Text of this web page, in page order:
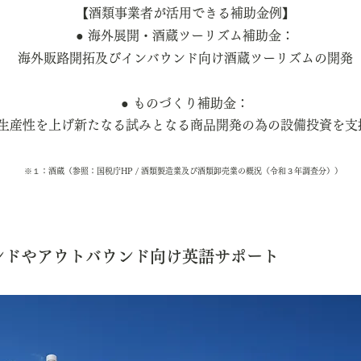
【酒類事業者が活用できる補助金例】
● 海外展開・酒蔵ツーリズム補助金：
海外販路開拓及びインバウンド向け酒蔵ツーリズムの開発
​● ものづくり補助金​：
産性を上げ新たなる試みとなる商品開発の為の設備投資を支
※１：酒蔵（参照：国税庁HP / 酒類製造業及び酒類卸売業の概況（令和３年調査分））
ドやアウトバウンド向け英語サポート